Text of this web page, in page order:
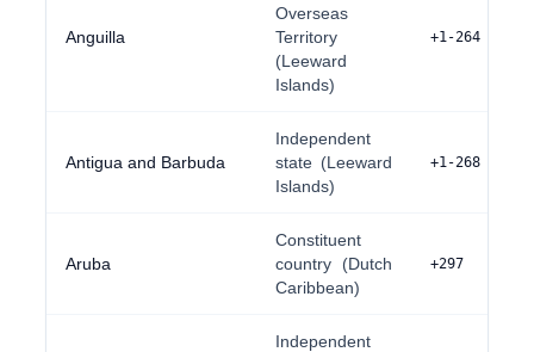
Anguilla
Overseas
Territory
(Leeward
Islands)
+1-264
Antigua and Barbuda
Independent
state (Leeward
Islands)
+1-268
Aruba
Constituent
country (Dutch
Caribbean)
+297
Independent